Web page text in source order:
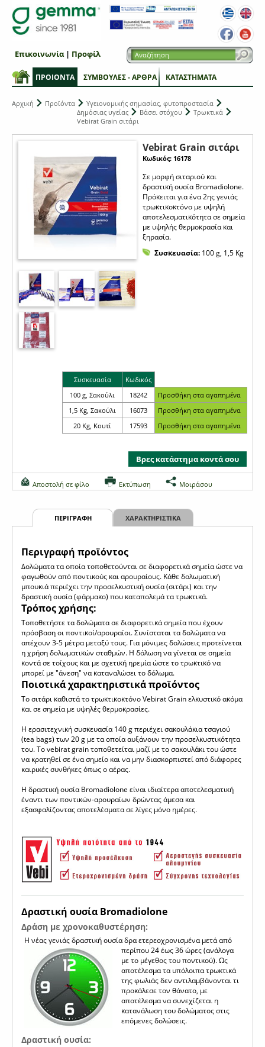
ΠΡΟΙΟΝΤΑ ΣΥΜΒΟΥΛΕΣ - ΑΡΘΡΑ ΚΑΤΑΣΤΗΜΑΤΑ
Επικοινωνία| Προφίλ
Αρχική Προϊόντα
Υγειονομικής σημασίας, φυτοπροστασία
Δημόσιας υγείας
Βάσει στόχου
Τρωκτικά
Vebirat Grain σιτάρι
Vebirat Grain σιτάρι
Κωδικός: 16178
Σε μορφή σιταριού και
δραστική ουσία Bromadiolone.
Πρόκειται για ένα 2ης γενιάς
τρωκτικοκτόνο με υψηλή
αποτελεσματικότητα σε σημεία
με υψηλής θερμοκρασία και
ξηρασία.
Συσκευασία: 100 g, 1,5 Kg
Συσκευασία
Κωδικός
100 g, Σακούλι
18242
1,5 Kg, Σακούλι
16073
20 Kg, Κουτί
17593
Βρες κατάστημα κοντά σου
Αποστολή σε φίλο Εκτύπωση Μοιράσου
ΠΕΡΙΓΡΑΦΗ ΧΑΡΑΚΤΗΡΙΣΤΙΚΑ
Περιγραφή προϊόντος
Δολώματα τα οποία τοποθετούνται σε διαφορετικά σημεία ώστε να
φαγωθούν από ποντικούς και αρουραίους. Κάθε δολωματική
μπουκιά περιέχει την προσελκυστική ουσία (σιτάρι) και την
δραστική ουσία (φάρμακο) που καταπολεμά τα τρωκτικά.
Τρόπος χρήσης:
Τοποθετήστε τα δολώματα σε διαφορετικά σημεία που έχουν
πρόσβαση οι ποντικοί/αρουραίοι. Συνίσταται τα δολώματα να
απέχουν 3-5 μέτρα μεταξύ τους. Για μόνιμες δολώσεις προτείνεται
η χρήση δολωματικών σταθμών. Η δόλωση να γίνεται σε σημεία
κοντά σε τοίχους και με σχετική ηρεμία ώστε το τρωκτικό να
μπορεί με "άνεση" να καταναλώσει το δόλωμα.
Ποιοτικά χαρακτηριστικά προϊόντος
Το σιτάρι καθιστά το τρωκτικοκτόνο Vebirat Grain ελκυστικό ακόμα
και σε σημεία με υψηλές θερμοκρασίες.
Η ερασιτεχνική συσκευασία 140 g περιέχει σακουλάκια τσαγιού
(tea bags) των 20 g με τα οποία αυξάνουν την προσελκυστικότητα
του. Το vebirat grain τοποθετείται μαζί με το σακουλάκι του ώστε
να κρατηθεί σε ένα σημείο και να μην διασκορπιστεί από διάφορες
καιρικές συνθήκες όπως ο αέρας.
Η δραστική ουσία Bromadiolone είναι ιδιαίτερα αποτελεσματική
έναντι των ποντικών-αρουραίων δρώντας άμεσα και
εξασφαλίζοντας αποτελέσματα σε λίγες μόνο ημέρες.
Δραστική ουσία Bromadiolone
Δράση με χρονοκαθυστέρηση:
Η νέας γενιάς δραστική ουσία δρα ετερεοχρονισμέναμετά από
περίπου 24 έως 36 ώρες (ανάλογα
με το μέγεθος του ποντικού). Ως
αποτέλεσμα τα υπόλοιπα τρωκτικά
της φωλιάς δεν αντιλαμβάνονται τι
προκάλεσε τον θάνατο, με
αποτέλεσμα να συνεχίζεται η
κατανάλωση του δολώματος στις
επόμενες δολώσεις.
Δραστική ουσία: